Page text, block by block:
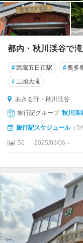
都内・秋川渓谷
#武蔵五日市駅 #奥多
#三頭大滝
あきる野・秋川渓谷
旅行記グループ 秋川渓
旅行記スケジュール（5
50 2025/09/06～